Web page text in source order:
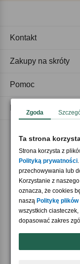
Kontakt
Zakupy na skróty
Pomoc
Zgoda
Ta strona
Strona korzysta z
Polityką prywatności
przechowywania lub
Korzystanie z
oznacza, że cookies
naszą Politykę
wszystkich
dopasować zakres